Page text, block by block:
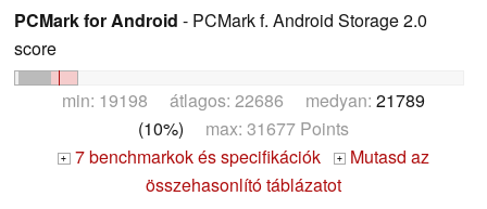
PCMark for Android - PCMark f. Android Storage 2.0
score
min: 19198 átlagos: 22686 medyan: 21789
(10%) max: 31677 Points
+ 7 benchmarkok és specifikációk +
Mutasd az
összehasonlító táblázatot